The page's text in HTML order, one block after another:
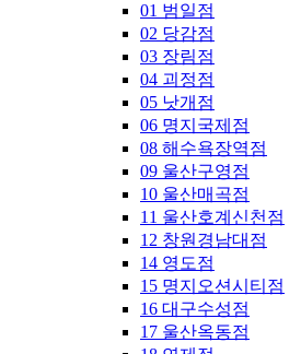
01 범일점
02 당감점
03 장림점
04 괴정점
05 낫개점
06 명지국제점
08 해수욕장역점
09 울산구영점
10 울산매곡점
11 울산호계신천점
12 창원경남대점
14 영도점
15 명지오션시티점
16 대구수성점
17 울산옥동점